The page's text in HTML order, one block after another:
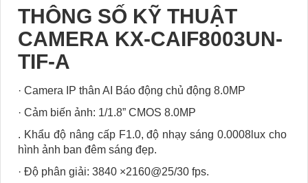
THÔNG SỐ KỸ THUẬT
CAMERA KX-CAIF8003UN-
TIF-A
· Camera IP thân AI Báo động chủ động 8.0MP
· Cảm biến ảnh: 1/1.8” CMOS 8.0MP
. Khẩu độ nâng cấp F1.0, độ nhạy sáng 0.0008lux cho
hình ảnh ban đêm sáng đẹp.
· Độ phân giải: 3840 ×2160@25/30 fps.